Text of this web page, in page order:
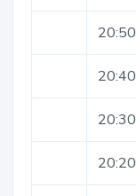
20:50
20:40
20:30
20:20